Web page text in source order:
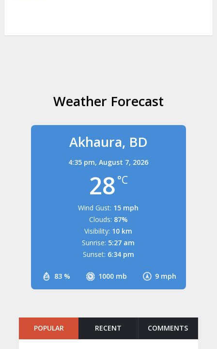
Weather Forecast
Akhaura, BD
4:35 pm,August 7, 2026
28 °C
83 % 1000 mb 9 mph
Wind Gust: 15 mph
Clouds: 87%
Visibility: 10 km
Sunrise: 5:27 am
Sunset: 6:34 pm
POPULAR RECENT COMMENTS